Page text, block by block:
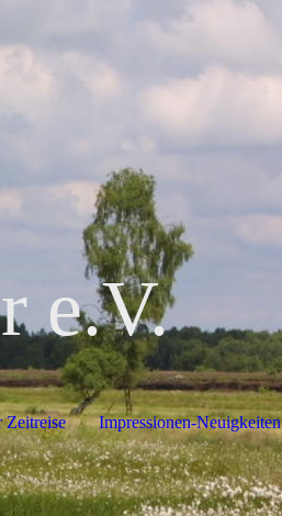
e.V.
Zeitreise Impressionen-Neuigkeiten